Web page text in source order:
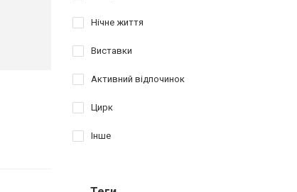
Нічне життя
Виставки
Активний відпочинок
Цирк
Інше